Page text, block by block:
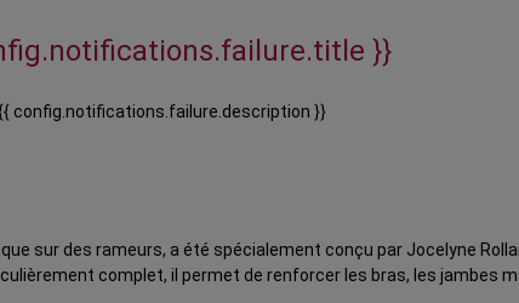
}}
config.notifications.failure.description }}
sur des rameurs, a été spécialement conçu par Jocelyne
complet, il permet de renforcer les bras, les jambes